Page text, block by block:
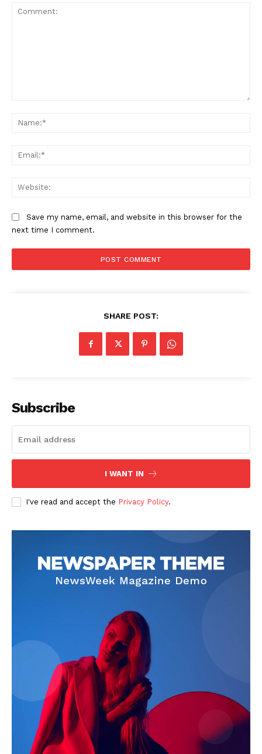
Save my name, email, and website in this browser for the
next time I comment.
SHARE POST:
Subscribe
I WANT IN
I've read and accept the Privacy Policy.